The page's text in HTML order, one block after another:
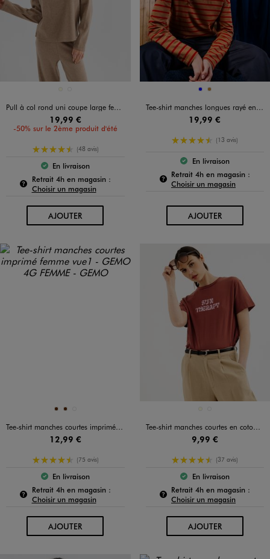
Pull à col rond uni coupe large femme
19,99 €
-50% sur le 2ème produit d'été
4.5/5 de moyenne
(48 avis)
Le produit est disponible :
En livraison
Retrait 4h en magasin :Pour connaître la disponibilité de ce produit :
Choisir un magasin
AJOUTERAU PANIER
Disponible en 2 coloris
BLEUCAMEL
Tee-shirt manches longues rayé en maille femme
19,99 €
4.5/5 de moyenne
(13 avis)
Le produit est
En livraison
Retrait 4h en magasin :
Choisir un magasin
AJOUTERAU PANIER
Disponible en 3 coloris
MARRONMARRON
Tee-shirt manches courtes imprimé femme
12,99 €
4.5/5 de moyenne
(75 avis)
Le produit est disponible :
En livraison
Retrait 4h en magasin :Pour connaître la disponibilité de ce produit :
Choisir un magasin
AJOUTERAU PANIER
Tee-shirt manches courtes en coton imprimé femme
9,99 €
4.5/5 de moyenne
(37 avis)
Le produit est
En livraison
Retrait 4h en magasin :
Choisir un magasin
AJOUTERAU PANIER